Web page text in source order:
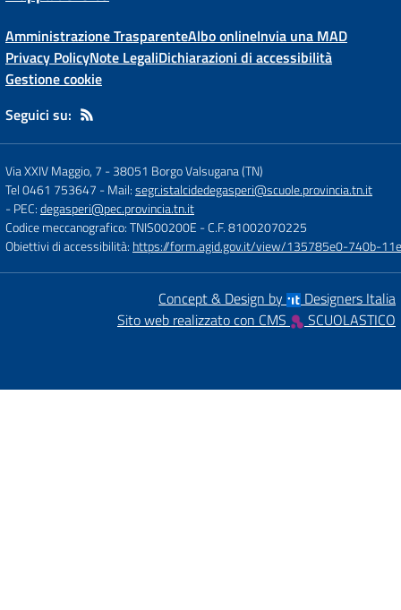
Amministrazione TrasparenteAlbo onlineInvia una MAD
Privacy PolicyNote LegaliDichiarazioni di accessibilità
Gestione cookie
Seguici su:
Via XXIV Maggio, 7 -38051 Borgo Valsugana (TN)
Tel 0461 753647 - Mail:segr.istalcidedegasperi@scuole.provincia.tn.it
- PEC:degasperi@pec.provincia.tn.it
Codice meccanografico: TNIS00200E - C.F. 81002070225
Obiettivi di accessibilità: https://form.agid.gov.it/view/135785e0-740b-
Concept & Design by
Designers Italia
Sito web realizzato con CMS
SCUOLASTICO